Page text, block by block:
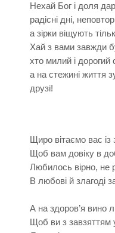
Нехай Бог і доля
радісні дні,
а зірки віщують
Хай з вами завжди
хто милий і дорогий
а на стежині життя
друзі!
Щиро вітаємо вас
Щоб вам довіку в
Любилось вірно, не
В любові й злагоді
А на здоров’я вино
Щоб ви з завзяттям